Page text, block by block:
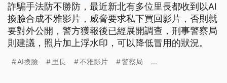
詐騙手法防不勝防，最近新北有多位里長都收到以AI
換臉合成不雅影片，威脅要求私下買回影片，否則就
要對外公開，警方獲報後已經展開調查，刑事警察局
則建議，照片加上浮水印，可以降低冒用的狀況。
AI換臉 里長 不雅影片 警察局 ...